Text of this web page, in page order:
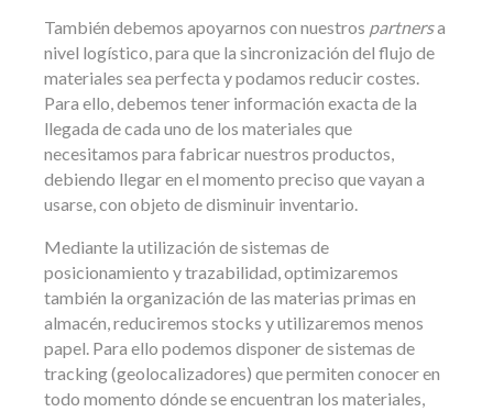
También debemos apoyarnos con nuestros partnersa
nivel logístico, para que la sincronización del flujo de
materiales sea perfecta y podamos reducir costes.
Para ello, debemos tener información exacta de la
llegada de cada uno de los materiales que
necesitamos para fabricar nuestros productos,
debiendo llegar en el momento preciso que vayan a
usarse, con objeto de disminuir inventario.
Mediante la utilización de sistemas de
posicionamiento y trazabilidad, optimizaremos
también la organización de las materias primas en
almacén, reduciremos stocks y utilizaremos menos
papel. Para ello podemos disponer de sistemas de
tracking (geolocalizadores) que permiten conocer en
todo momento dónde se encuentran los materiales,